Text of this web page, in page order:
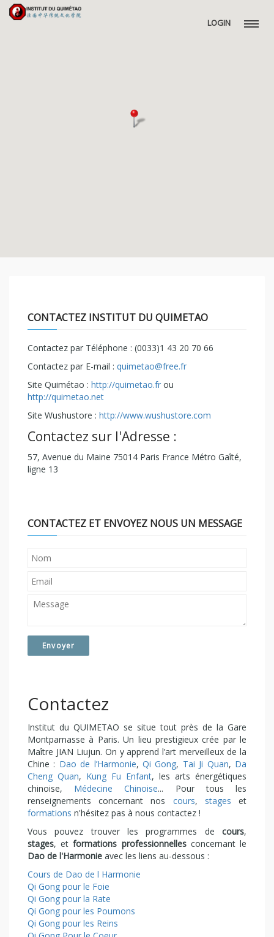
LOGIN
CONTACTEZ INSTITUT DU QUIMETAO
Contactez par Téléphone : (0033)1 43 20 70 66
Contactez par E-mail : quimetao@free.fr
Site Quimétao : http://quimetao.fr ou
http://quimetao.net
Site Wushustore : http://www.wushustore.com
Contactez sur l'Adresse :
57, Avenue du Maine 75014 Paris France Métro Gaîté,
ligne 13
CONTACTEZ ET ENVOYEZ NOUS UN MESSAGE
Contactez
Institut du QUIMETAO se situe tout près de la Gare
Montparnasse à Paris. Un lieu prestigieux crée par le
Maître JIAN Liujun. On y apprend l’art merveilleux de la
Chine : Dao de l’Harmonie,Qi Gong, Tai Ji Quan, Da
Cheng Quan, Kung Fu Enfant, les arts énergétiques
chinoise, Médecine Chinoise... Pour tous les
renseignements concernant nos cours, stages et
formations n'hésitez pas à nous contactez !
Vous pouvez trouver les programmes de cours,
stages, etformations professionnellesconcernant le
Dao de l'Harmonie avec les liens au-dessous :
Cours de Dao de l Harmonie
Qi Gong pour le Foie
Qi Gong pour la Rate
Qi Gong pour les Poumons
Qi Gong pour les Reins